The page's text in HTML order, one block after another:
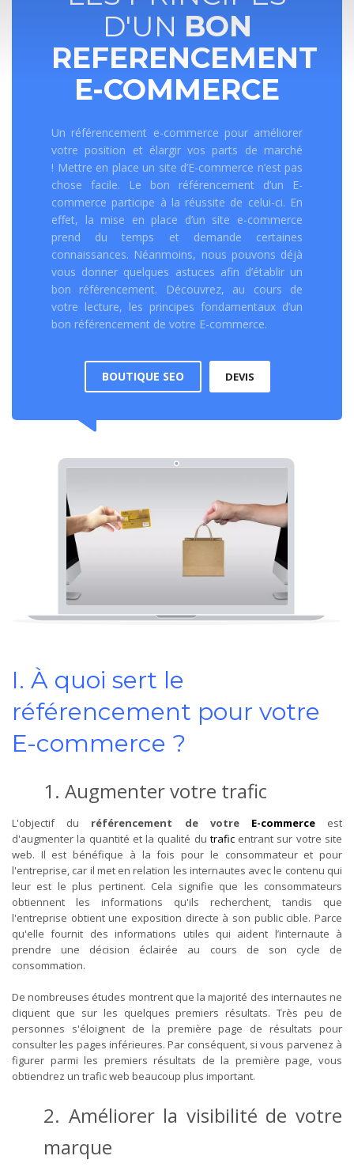
D'UN BON
REFERENCEMENT
E-COMMERCE
Un référencement e-commerce pour améliorer
votre position et élargir vos parts de marché
! Mettre en place un site d’E-commerce n’est pas
chose facile. Le bon référencement d’un E-
commerce participe à la réussite de celui-ci. En
effet, la mise en place d’un site e-commerce
prend du temps et demande certaines
connaissances. Néanmoins, nous pouvons déjà
vous donner quelques astuces afin d’établir un
bon référencement. Découvrez, au cours de
votre lecture, les principes fondamentaux d’un
bon référencement de votre E-commerce.
BOUTIQUE SEO DEVIS
I. À quoi sert le
référencement pour votre
E-commerce ?
1. Augmenter votre trafic
L'objectif du référencement de votre E-commerceest
d'augmenter la quantité et la qualité du traficentrant sur votre site
web. Il est bénéfique à la fois pour le consommateur et pour
l'entreprise, car il met en relation les internautes avec le contenu qui
leur est le plus pertinent. Cela signifie que les consommateurs
obtiennent les informations qu'ils recherchent, tandis que
l'entreprise obtient une exposition directe à son public cible. Parce
qu'elle fournit des informations utiles qui aident l’internaute à
prendre une décision éclairée au cours de son cycle de
consommation.
De nombreuses études montrent que la majorité des internautes ne
cliquent que sur les quelques premiers résultats. Très peu de
personnes s'éloignent de la première page de résultats pour
consulter les pages inférieures. Par conséquent, si vous parvenez à
figurer parmi les premiers résultats de la première page, vous
obtiendrez un trafic web beaucoup plus important.
2. Améliorer la visibilité de votre
marque